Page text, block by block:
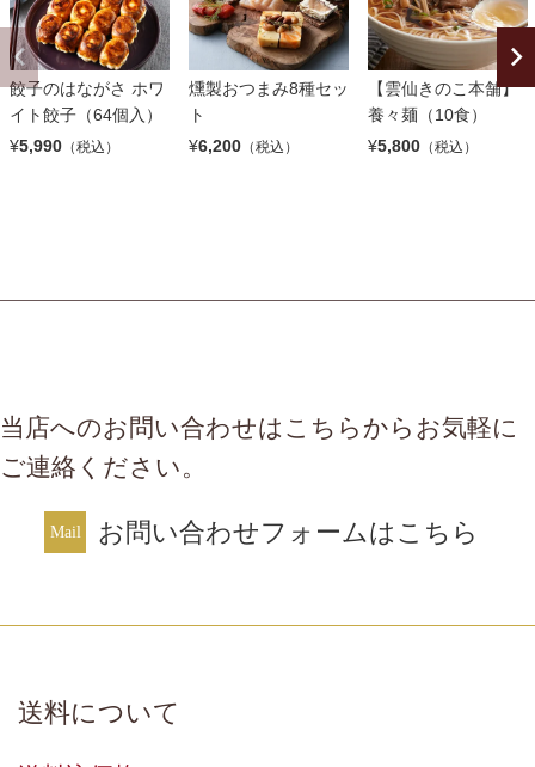
餃子のはながさ ホワ
イト餃子（64個入）
¥5,990 （税込）
燻製おつまみ8種セッ
ト
¥6,200 （税込）
【雲仙きのこ本舗】
養々麺（10食）
¥5,800 （税込）
当店へのお問い合わせはこちらからお気軽に
ご連絡ください。
お問い合わせフォームはこちら
送料について